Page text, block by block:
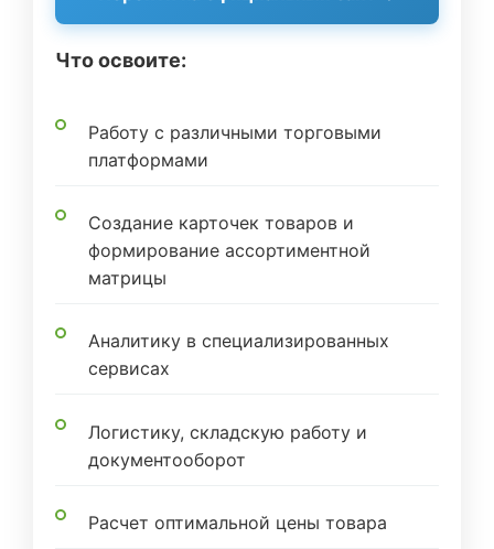
Что освоите:
Работу с различными торговыми
платформами
Создание карточек товаров и
формирование ассортиментной
матрицы
Аналитику в специализированных
сервисах
Логистику, складскую работу и
документооборот
Расчет оптимальной цены товара